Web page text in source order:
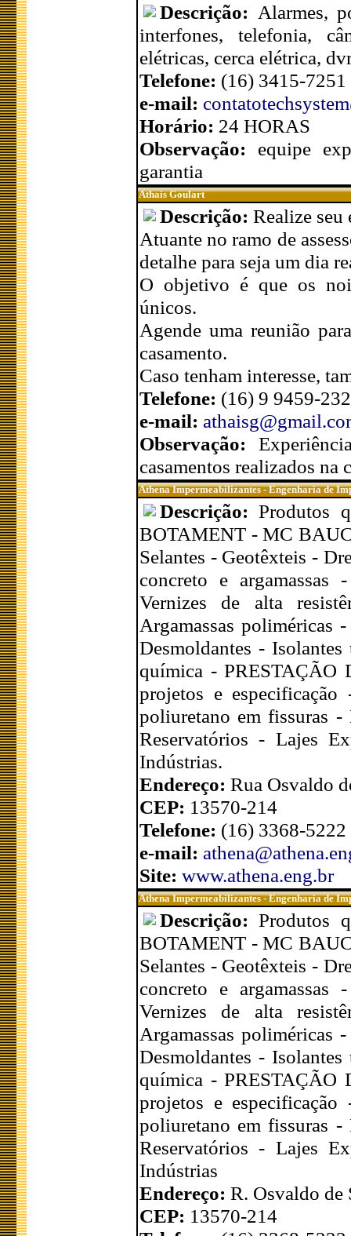
Descrição: Alarmes,
interfones, telefonia,
elétricas, cerca elétrica,
Telefone: (16) 3415-
e-mail:
Horário: 24 HORAS
Observação: equipe
garantia
Athais Goulart
Descrição: Realize seu
Atuante no ramo de
detalhe para seja um dia
O objetivo é que os
únicos.
Agende uma reunião
casamento.
Caso tenham interesse,
Telefone: (16) 9 9459-
e-mail:
Observação:
casamentos realizados na
Athena Impermeabilizantes - Engenharia de
Descrição:Produtos
BOTAMENT - MC
Selantes - Geotêxteis -
concreto e
Vernizes de alta
Argamassas poliméricas
Desmoldantes -
química - PRESTAÇÃO
projetos e
poliuretano em fissuras -
Reservatórios - Lajes
Indústrias.
Endereço: Rua Osvaldo
CEP: 13570-214
Telefone: (16) 3368-
e-mail:
Site: www.athena.eng.br
Athena Impermeabilizantes - Engenharia de
Descrição:Produtos
BOTAMENT - MC
Selantes - Geotêxteis -
concreto e
Vernizes de alta
Argamassas poliméricas
Desmoldantes -
química - PRESTAÇÃO
projetos e
poliuretano em fissuras -
Reservatórios - Lajes
Indústrias
Endereço: R. Osvaldo de
CEP: 13570-214